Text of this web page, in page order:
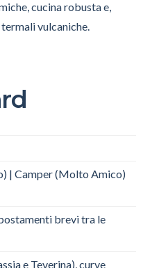
cucina robusta e,
vulcaniche.
| Camper (Molto Amico)
brevi tra le
e Teverina), curve